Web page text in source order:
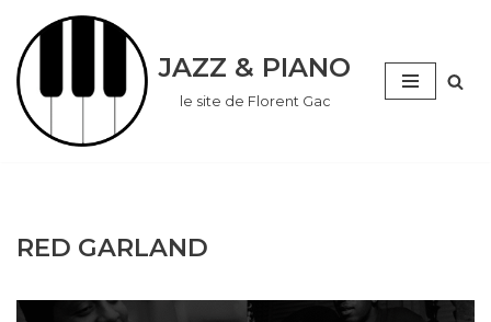
Aller
au
contenu
JAZZ & PIANO
le site de Florent Gac
RED GARLAND